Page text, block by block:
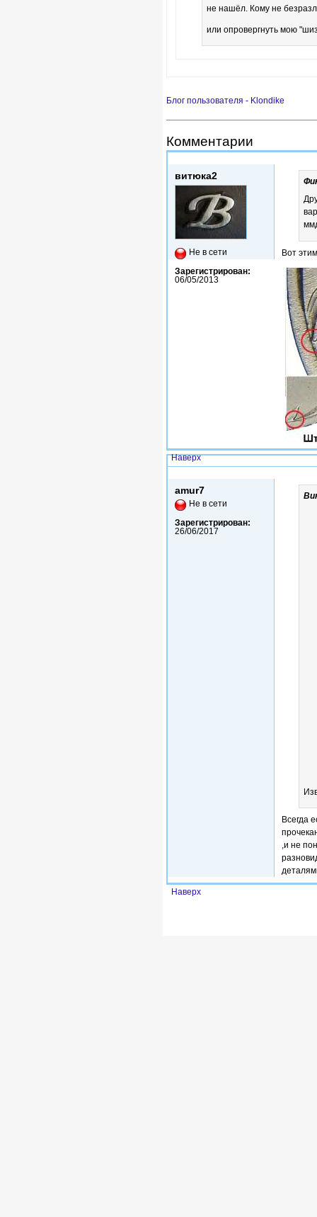
не нашёл. Кому не
или опровергнуть мою
Блог пользователя - Klondike
Комментарии
витюка2
Не в сети
Зарегистрирован:
06/05/2013
Вот
Наверх
amur7
Не в сети
Зарегистрирован:
26/06/2017
Всегда
,и не
Наверх